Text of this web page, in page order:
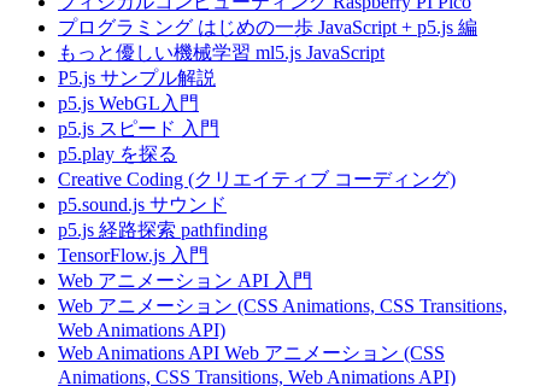
プログラミング はじめの一歩 JavaScript + p5.js 編
もっと優しい機械学習 ml5.js JavaScript
P5.js サンプル解説
p5.js WebGL入門
p5.js スピード 入門
p5.play を探る
Creative Coding (クリエイティブ コーディング)
p5.sound.js サウンド
p5.js 経路探索 pathfinding
TensorFlow.js 入門
Web アニメーション API 入門
Web アニメーション (CSS Animations, CSS Transitions,
Web Animations API)
Web Animations API Web アニメーション (CSS
Animations, CSS Transitions, Web Animations API)